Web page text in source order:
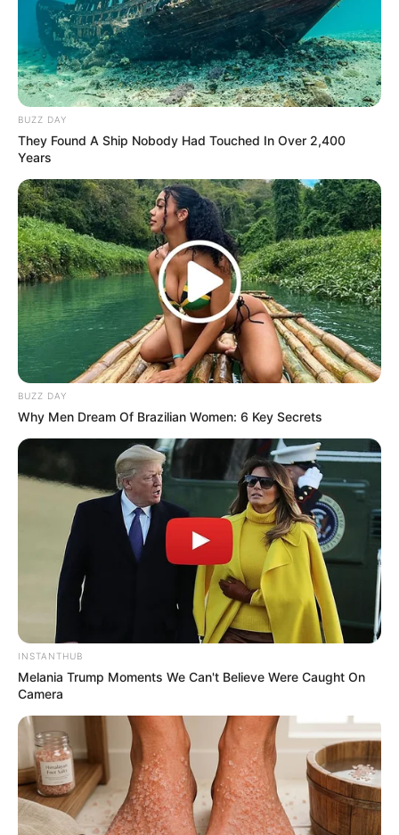
LIHAT ARTIKEL LAINNYA
Bukan Karena Tak Cinta Tangan diatas
Dangdut
Cinta Di Ujung Sajadah Samuel
TULIS KOMENTAR
Alamat email Anda tidak akan dipublikasikan. Ruas yang wajib ditandai*
BUZZ DAY
They Found A Ship Nobody Had Touched In Over 2,400
Years
BUZZ DAY
Why Men Dream Of Brazilian Women: 6 Key Secrets
INSTANTHUB
Melania Trump Moments We Can't Believe Were Caught On
Camera